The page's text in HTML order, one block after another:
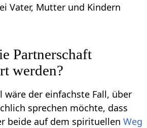
Vater, Mutter und Kindern
Partnerschaft
werden?
wäre der einfachste Fall, über
sprechen möchte, dass
beide auf dem spirituellenWeg